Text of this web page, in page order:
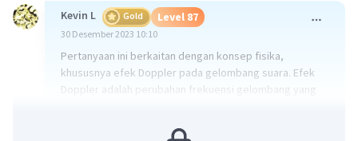
Kevin L Gold Level 87
30 Desember 2023 10:10
Pertanyaan ini berkaitan dengan konsep fisika,
khususnya efek Doppler pada gelombang suara. Efek
Doppler adalah perubahan frekuensi gelombang yang